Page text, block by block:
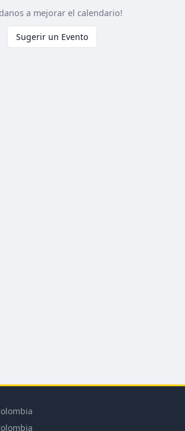
a mejorar el calendario!
Sugerir un Evento